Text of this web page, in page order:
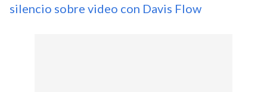
silencio sobre video con Davis Flow